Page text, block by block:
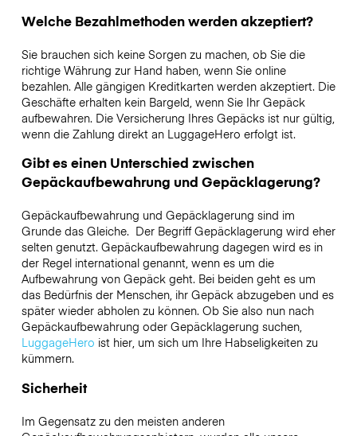
Welche Bezahlmethoden werden akzeptiert?
Sie brauchen sich keine Sorgen zu machen, ob Sie die
richtige Währung zur Hand haben, wenn Sie online
bezahlen. Alle gängigen Kreditkarten werden akzeptiert. Die
Geschäfte erhalten kein Bargeld, wenn Sie Ihr Gepäck
aufbewahren. Die Versicherung Ihres Gepäcks ist nur gültig,
wenn die Zahlung direkt an LuggageHero erfolgt ist.
Gibt es einen Unterschied zwischen
Gepäckaufbewahrung und Gepäcklagerung?
Gepäckaufbewahrung und Gepäcklagerung sind im
Grunde das Gleiche. Der Begriff Gepäcklagerung wird eher
selten genutzt. Gepäckaufbewahrung dagegen wird es in
der Regel international genannt, wenn es um die
Aufbewahrung von Gepäck geht. Bei beiden geht es um
das Bedürfnis der Menschen, ihr Gepäck abzugeben und es
später wieder abholen zu können. Ob Sie also nun nach
Gepäckaufbewahrung oder Gepäcklagerung suchen,
LuggageHero ist hier, um sich um Ihre Habseligkeiten zu
kümmern.
Sicherheit
Im Gegensatz zu den meisten anderen